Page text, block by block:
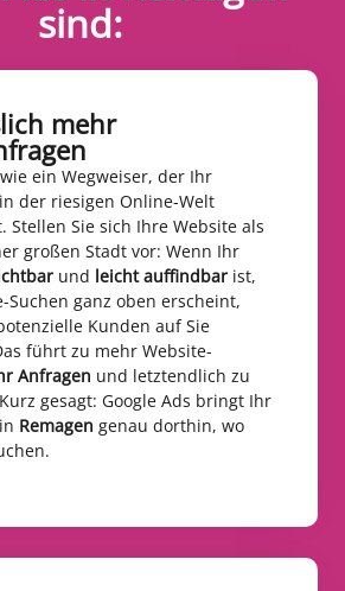
sind:
mehr
ein Wegweiser, der Ihr
der riesigen Online-Welt
Stellen Sie sich Ihre Website als
großen Stadt vor: Wenn Ihr
und leicht auffindbar ist,
Suchen ganz oben erscheint,
Kunden auf Sie
führt zu mehr Website-
Anfragen und letztendlich zu
gesagt: Google Ads bringt Ihr
Remagen genau dorthin, wo